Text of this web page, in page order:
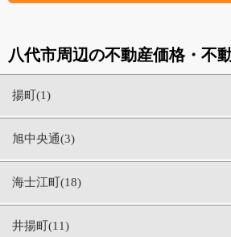
八代市周辺の不動産価格・不
揚町(1)
旭中央通(3)
海士江町(18)
井揚町(11)